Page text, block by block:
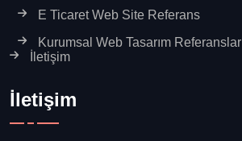
E Ticaret Web Site Referans
Kurumsal Web Tasarım Referanslar
İletişim
İletişim